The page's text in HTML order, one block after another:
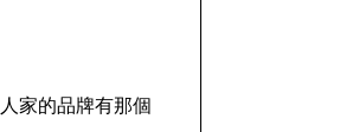
家的品牌有那個